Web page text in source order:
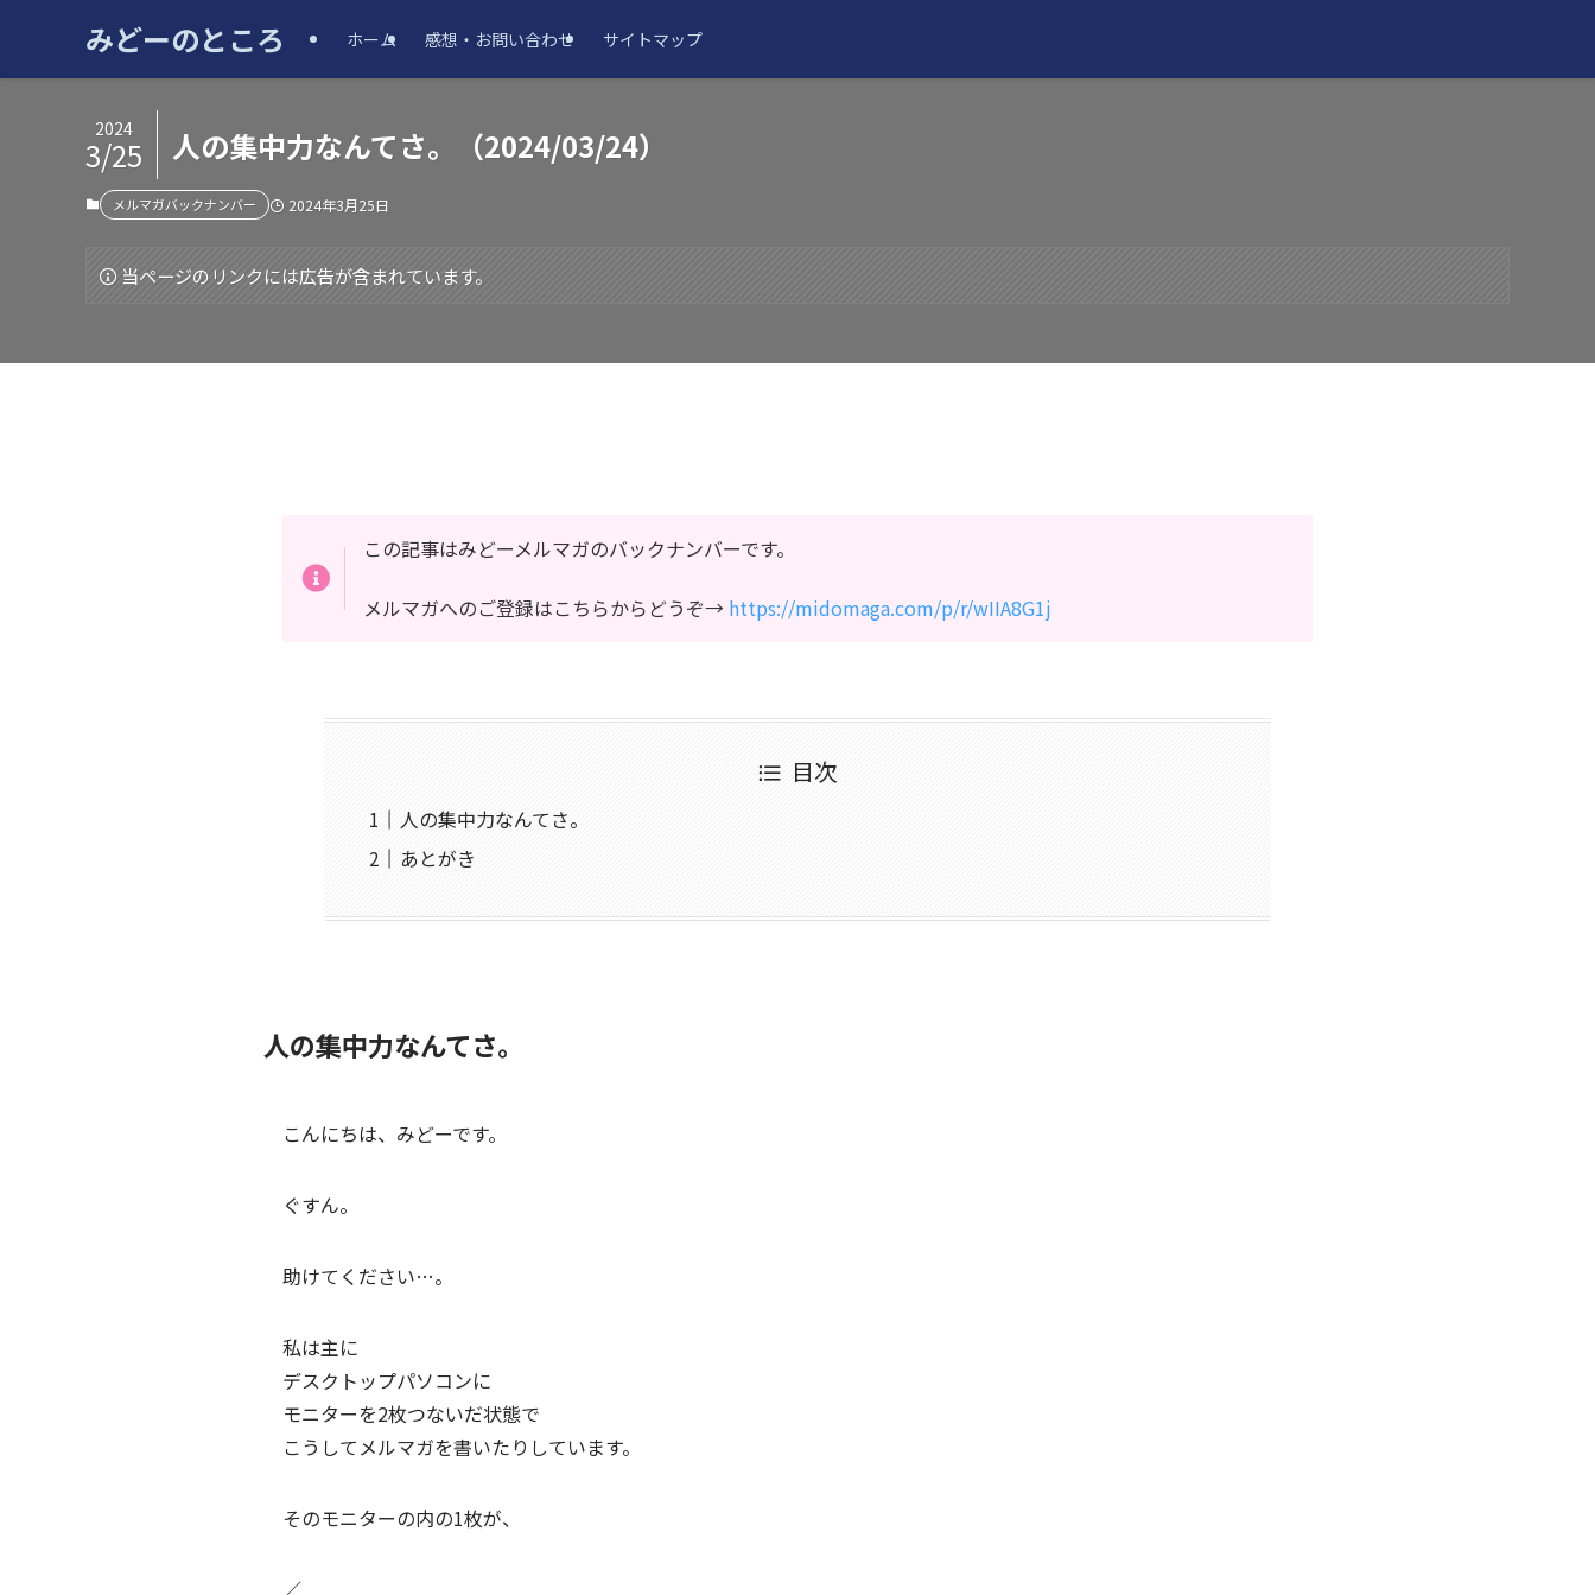
みどーのところ ホーム 感想・お問い合わせ サイトマップ
人の集中力なんてさ。（2024/03/24）
2024
3/25
メルマガバックナンバー 2024年3月25日
当ページのリンクには広告が含まれています。
この記事はみどーメルマガのバックナンバーです。
メルマガへのご登録はこちらからどうぞ→ https://midomaga.com/p/r/wIIA8G1j
目次
人の集中力なんてさ。
あとがき
人の集中力なんてさ。
こんにちは、みどーです。
ぐすん。
助けてください…。
私は主に
デスクトップパソコンに
モニターを2枚つないだ状態で
こうしてメルマガを書いたりしています。
そのモニターの内の1枚が、
／